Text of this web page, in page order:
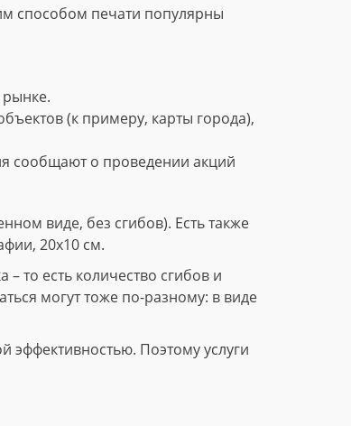
способом печати популярны
(к примеру, карты города),
сообщают о проведении акций
виде, без сгибов). Есть также
20х10 см.
то есть количество сгибов и
могут тоже по-разному: в виде
эффективностью. Поэтому услуги